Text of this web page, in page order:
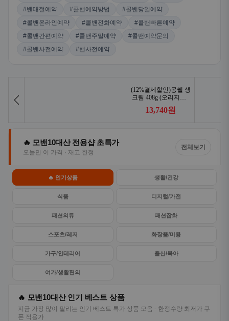
#밴대절예약
#콜밴예약방법
#콜밴당일예약
#콜밴온라인예약
#콜밴전화예약
#콜밴빠른예약
#콜밴간편예약
#콜밴주말예약
#콜밴예약문의
#콜밴사전예약
#밴사전예약
🔥 모밴10대산 전용샵 초특가
오늘만 이 가격 · 재고 한정
전체보기
🔥 인기상품 생활/건강
식품 디지털/가전
패션의류 패션잡화
스포츠/레저 화장품/미용
가구/인테리어 출산/육아
여가/생활편의
🔥 모밴10대산 인기 베스트 상품
지금 가장 많이 팔리는 인기 베스트 특가 상품 모음 - 한정수량 최저가 쿠
폰 적용가